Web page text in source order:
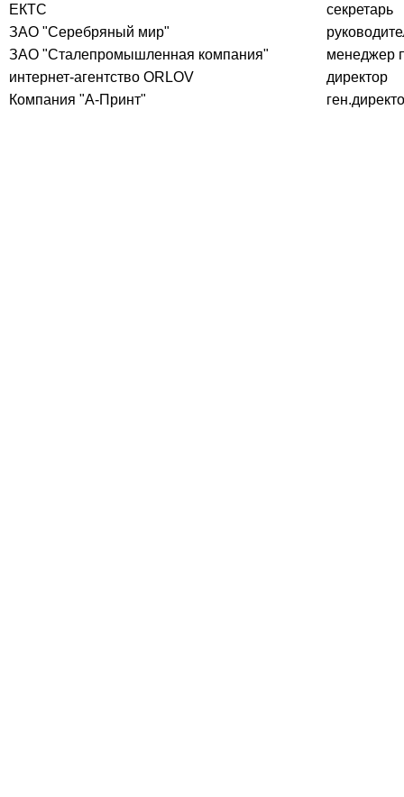
ЕКТС
секретарь
ЗАО "Серебряный мир"
ЗАО "Сталепромышленная компания"
менеджер
интернет-агентство ORLOV
директор
Компания "А-Принт"